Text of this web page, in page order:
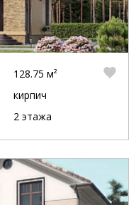
128.75 м²
кирпич
2 этажа